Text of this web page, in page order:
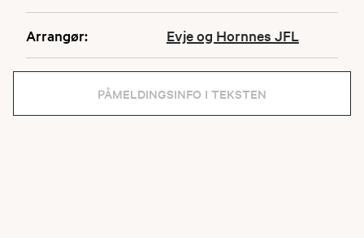
Arrangør: Evje og Hornnes JFL
PÅMELDINGSINFO I TEKSTEN